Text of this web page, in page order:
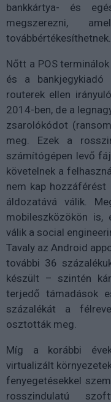
bankkártya- és
megszerezni,
továbbértékesíthetnek.
Nőtt a POS
és a bankjegykiadó
routerek ellen
2014-ben, de a
zsarolókódot
meg. Ezek a
számítógépen levő
követelnek a
nem kap hozzáférést
áldozatává válik.
mobileszközökön
válik a social
Tavaly az Android
további 36
készült – szintén
terjedő támadások
százalékát a
osztották meg.
Míg a korábbi
virtualizált
fenyegetésekkel
rosszindulatú